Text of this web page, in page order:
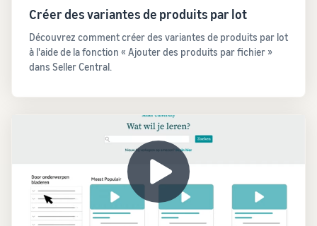
Créer des variantes de produits par lot
Découvrez comment créer des variantes de produits par lot
à l'aide de la fonction « Ajouter des produits par fichier »
dans Seller Central.